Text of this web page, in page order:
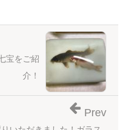
宝をご紹
介！
Prev